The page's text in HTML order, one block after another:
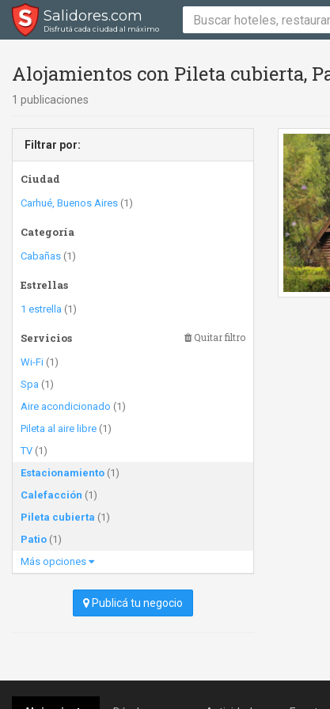
Salidores.com
Disfrutá cada ciudad al máximo
Alojamientos con Pileta cubierta,
1 publicaciones
Filtrar por:
Ciudad
Carhué, Buenos Aires (1)
Categoría
Cabañas (1)
Estrellas
1 estrella (1)
Servicios Quitar filtro
Wi-Fi (1)
Spa (1)
Aire acondicionado (1)
Pileta al aire libre (1)
TV (1)
Estacionamiento (1)
Calefacción (1)
Pileta cubierta (1)
Patio (1)
Más opciones
Publicá tu negocio